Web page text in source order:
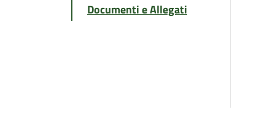
Documenti e Allegati